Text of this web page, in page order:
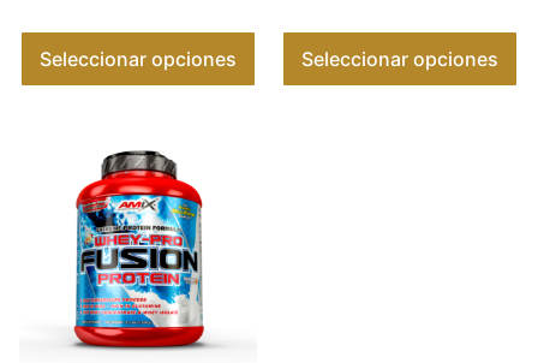
Seleccionar opciones Seleccionar opciones